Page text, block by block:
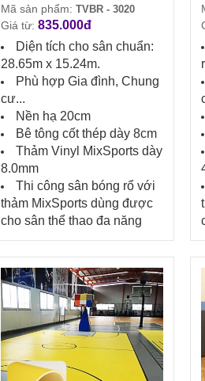
Mã sản phẩm: TVBR - 3020
Giá từ: 835.000đ
Diện tích cho sân chuẩn:
28.65m x 15.24m.
Phù hợp Gia đình, Chung
cư...
Nền hạ 20cm
Bê tông cốt thép dày 8cm
Thảm Vinyl MixSports dày
8.0mm
Thi công sân bóng rổ với
thảm MixSports dùng được
cho sân thể thao đa năng